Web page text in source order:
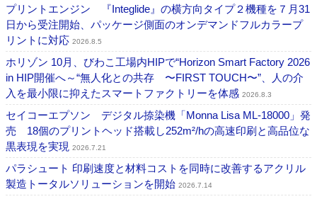
プリントエンジン 『Integlide』の横方向タイプ２機種を７月31
日から受注開始、パッケージ側面のオンデマンドフルカラープ
リントに対応 2026.8.5
ホリゾン 10月、びわこ工場内HIPで“Horizon Smart Factory 2026
in HIP開催へ～“無人化との共存 〜FIRST TOUCH〜”、人の介
入を最小限に抑えたスマートファクトリーを体感 2026.8.3
セイコーエプソン デジタル捺染機「Monna Lisa ML-18000」発
売 18個のプリントヘッド搭載し252m²/hの高速印刷と高品位な
黒表現を実現 2026.7.21
パラシュート 印刷速度と材料コストを同時に改善するアクリル
製造トータルソリューションを開始 2026.7.14